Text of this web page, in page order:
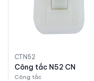
CTN52
Công tắc N52 CN
Công tắc